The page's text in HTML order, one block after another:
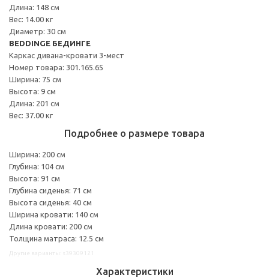
Длина: 148 см
Вес: 14.00 кг
Диаметр: 30 см
BEDDINGE БЕДИНГЕ
Каркас дивана-кровати 3-мест
Номер товара: 301.165.65
Ширина: 75 см
Высота: 9 см
Длина: 201 см
Вес: 37.00 кг
Подробнее о размере товара
Ширина: 200 см
Глубина: 104 см
Высота: 91 см
Глубина сиденья: 71 см
Высота сиденья: 40 см
Ширина кровати: 140 см
Длина кровати: 200 см
Толщина матраса: 12.5 см
Характеристики